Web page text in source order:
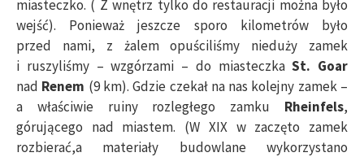
miasteczko. ( Z wnętrz tylko do restauracji można było
wejść). Ponieważ jeszcze sporo kilometrów było
przed nami, z żalem opuściliśmy nieduży zamek
i ruszyliśmy – wzgórzami – do miasteczkaSt. Goar
nad Renem (9 km). Gdzie czekał na nas kolejny zamek –
a właściwie ruiny rozległego zamku Rheinfels,
górującego nad miastem. (W XIX w zaczęto zamek
rozbierać,a materiały budowlane wykorzystano